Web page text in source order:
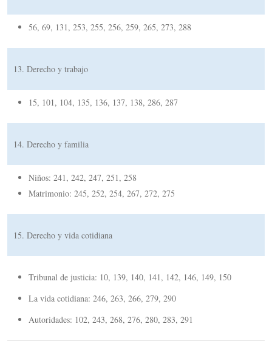
56, 69, 131, 253, 255, 256, 259, 265, 273, 288
13. Derecho y trabajo
15, 101, 104, 135, 136, 137, 138, 286, 287
14. Derecho y familia
Niños: 241, 242, 247, 251, 258
Matrimonio: 245, 252, 254, 267, 272, 275
15. Derecho y vida cotidiana
Tribunal de justicia: 10, 139, 140, 141, 142, 146, 149, 150
La vida cotidiana: 246, 263, 266, 279, 290
Autoridades: 102, 243, 268, 276, 280, 283, 291